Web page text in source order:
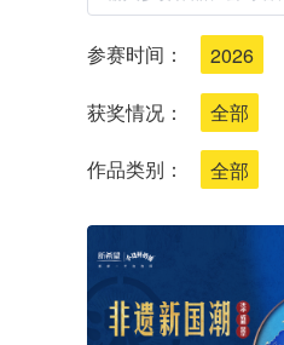
参赛时间： 2026
获奖情况： 全部
作品类别： 全部